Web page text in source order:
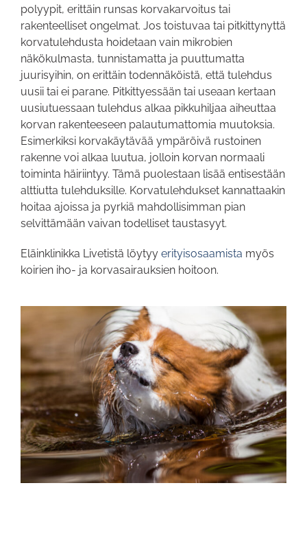
polyypit, erittäin runsas korvakarvoitus tai
rakenteelliset ongelmat. Jos toistuvaa tai pitkittynyttä
korvatulehdusta hoidetaan vain mikrobien
näkökulmasta, tunnistamatta ja puuttumatta
juurisyihin, on erittäin todennäköistä, että tulehdus
uusii tai ei parane. Pitkittyessään tai useaan kertaan
uusiutuessaan tulehdus alkaa pikkuhiljaa aiheuttaa
korvan rakenteeseen palautumattomia muutoksia.
Esimerkiksi korvakäytävää ympäröivä rustoinen
rakenne voi alkaa luutua, jolloin korvan normaali
toiminta häiriintyy. Tämä puolestaan lisää entisestään
alttiutta tulehduksille. Korvatulehdukset kannattaakin
hoitaa ajoissa ja pyrkiä mahdollisimman pian
selvittämään vaivan todelliset taustasyyt.
Eläinklinikka Livetistä löytyy erityisosaamista myös
koirien iho- ja korvasairauksien hoitoon.